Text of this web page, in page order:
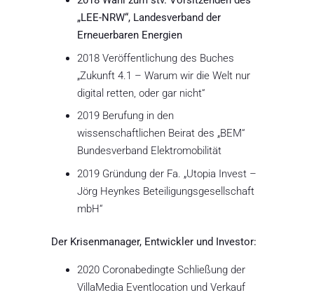
„LEE-NRW“, Landesverband der
Erneuerbaren Energien
2018 Veröffentlichung des Buches
„Zukunft 4.1 – Warum wir die Welt nur
digital retten, oder gar nicht“
2019 Berufung in den
wissenschaftlichen Beirat des „BEM“
Bundesverband Elektromobilität
2019 Gründung der Fa. „Utopia Invest –
Jörg Heynkes Beteiligungsgesellschaft
mbH“
Der Krisenmanager, Entwickler und Investor:
2020 Coronabedingte Schließung der
VillaMedia Eventlocation und Verkauf